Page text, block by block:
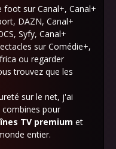
sur Canal+, Canal+
DAZN, Canal+
Syfy, Canal+
sur Comédie+,
ou regarder
trouvez que les
sur le net, j'ai
pour
TV premium et
entier.